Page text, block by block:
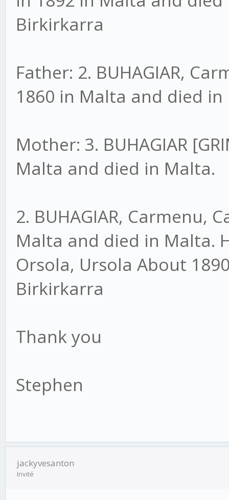
Birkirkarra
Father: 2. BUHAGIAR,
1860 in Malta and died
Mother: 3. BUHAGIAR
Malta and died in Malta.
2. BUHAGIAR, Carmenu,
Malta and died in Malta.
Orsola, Ursola About
Birkirkarra
Thank you
Stephen
jackyvesanton
Invité